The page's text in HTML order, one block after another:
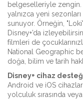
belgeselleriyle zengin
yalnızca yeni
sunuyor. Örneğin,
Disney+’da
filmleri de
National Geographic
doğa, bilim ve tarih
Disney+ cihaz
Android ve iOS
yolculuk sırasında